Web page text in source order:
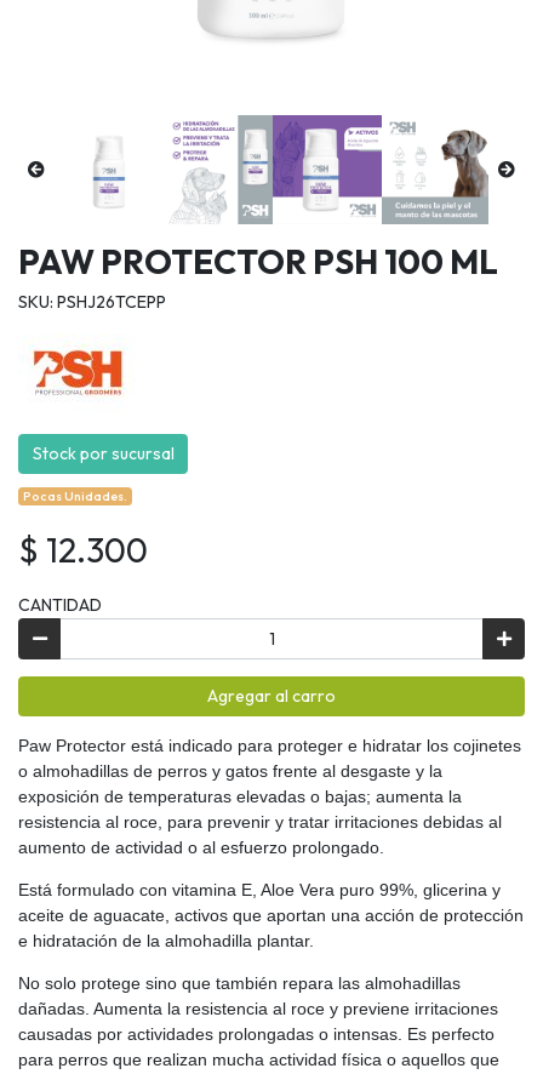
PAW PROTECTOR PSH 100 ML
SKU: PSHJ26TCEPP
Stock por sucursal
Pocas Unidades.
$ 12.300
CANTIDAD
Agregar al carro
Paw Protector está indicado para proteger e hidratar los cojinetes
o almohadillas de perros y gatos frente al desgaste y la
exposición de temperaturas elevadas o bajas; aumenta la
resistencia al roce, para prevenir y tratar irritaciones debidas al
aumento de actividad o al esfuerzo prolongado.
Está formulado con vitamina E, Aloe Vera puro 99%, glicerina y
aceite de aguacate, activos que aportan una acción de protección
e hidratación de la almohadilla plantar.
No solo protege sino que también repara las almohadillas
dañadas. Aumenta la resistencia al roce y previene irritaciones
causadas por actividades prolongadas o intensas. Es perfecto
para perros que realizan mucha actividad física o aquellos que